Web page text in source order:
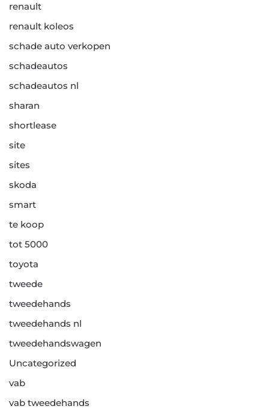
renault
renault koleos
schade auto verkopen
schadeautos
schadeautos nl
sharan
shortlease
site
sites
skoda
smart
te koop
tot 5000
toyota
tweede
tweedehands
tweedehands nl
tweedehandswagen
Uncategorized
vab
vab tweedehands